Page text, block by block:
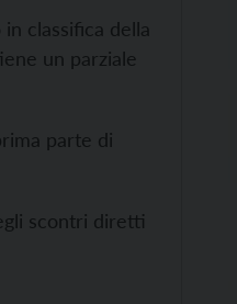
classifica della
un parziale
parte di
scontri diretti